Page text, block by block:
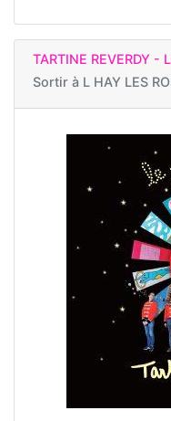
TARTINE REVERDY -
Sortir à L HAY LES